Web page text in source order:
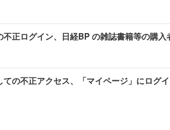
正ログイン、日経BP の雑誌書籍等の購入
の不正アクセス、「マイページ」にログ